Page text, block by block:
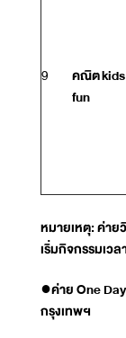
9
คณิต
fun
หมายเหตุ: ค่า
เริ่มกิจกรรมเว
●ค่าย One
กรุงเทพฯ